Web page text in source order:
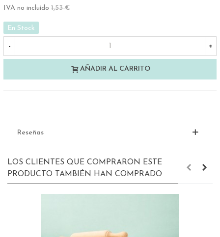
IVA no incluído 1,53 €
En Stock
- +
AÑADIR AL CARRITO
Reseñas
LOS CLIENTES QUE COMPRARON ESTE
PRODUCTO TAMBIÉN HAN COMPRADO